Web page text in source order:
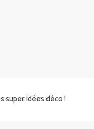
super idées déco !